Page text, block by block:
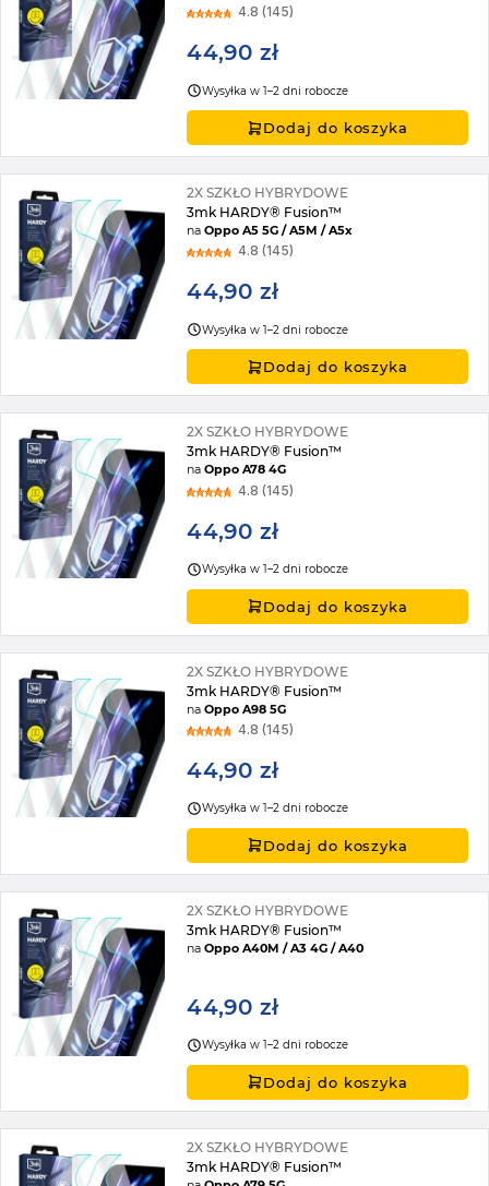
4.8 (145)
44,90 zł
Wysyłka w 1–2 dni robocze
Dodaj do koszyka
2X SZKŁO HYBRYDOWE
3mk HARDY® Fusion™
naOppo A5 5G / A5M / A5x
4.8 (145)
44,90 zł
Wysyłka w 1–2 dni robocze
Dodaj do koszyka
2X SZKŁO HYBRYDOWE
3mk HARDY® Fusion™
naOppo A78 4G
4.8 (145)
44,90 zł
Wysyłka w 1–2 dni robocze
Dodaj do koszyka
2X SZKŁO HYBRYDOWE
3mk HARDY® Fusion™
naOppo A98 5G
4.8 (145)
44,90 zł
Wysyłka w 1–2 dni robocze
Dodaj do koszyka
2X SZKŁO HYBRYDOWE
3mk HARDY® Fusion™
naOppo A40M / A3 4G / A40
44,90 zł
Wysyłka w 1–2 dni robocze
Dodaj do koszyka
2X SZKŁO HYBRYDOWE
3mk HARDY® Fusion™